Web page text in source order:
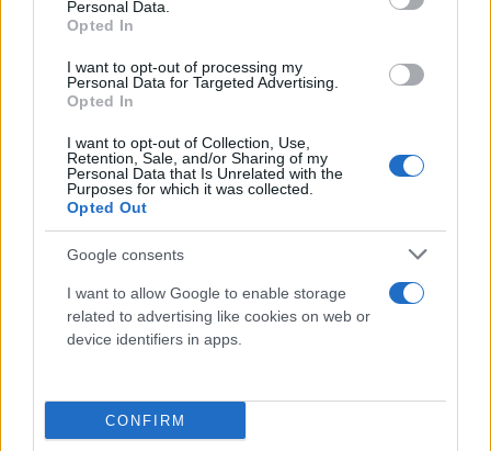
Personal Data.
Opted In
I want to opt-out of processing my
Personal Data for Targeted Advertising.
Opted In
I want to opt-out of Collection, Use,
Retention, Sale, and/or Sharing of my
Personal Data that Is Unrelated with the
Purposes for which it was collected.
Opted Out
Google consents
I want to allow Google to enable storage
related to advertising like cookies on web or
device identifiers in apps.
CONFIRM
Ερυθρός Σταυρός: «Κατέβασε» το βίντεο για τη
ζωή του 26χρονου Αφγανού μετά τη δολοφονία
στην Κυψέλη
07.08.2026